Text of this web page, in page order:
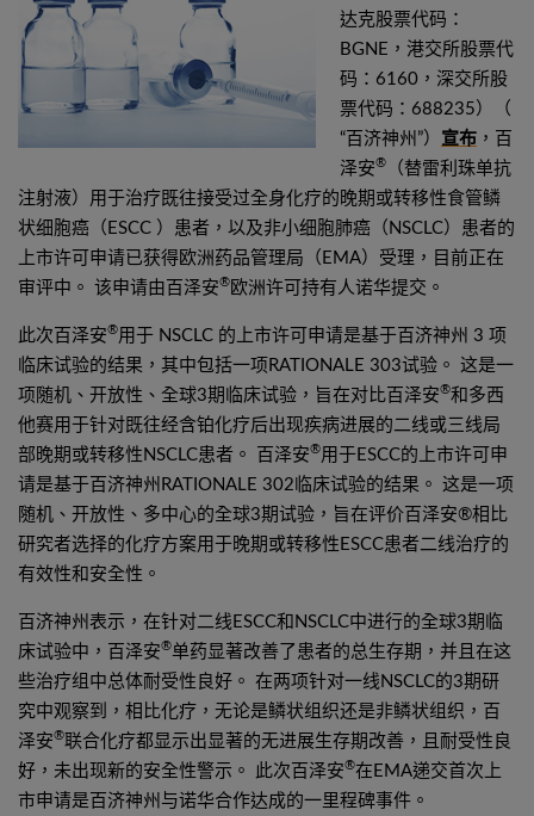
达克股票代码：
BGNE，港交所股票代
码：6160，深交所股
票代码：688235）（
“百济神州”） 宣布 ，百
泽安®
（替雷利珠单抗
注射液）用于治疗既往接受过全身化疗的晚期或转移性食管鳞
状细胞癌（ESCC ）患者，以及非小细胞肺癌（NSCLC）患者的
上市许可申请已获得欧洲药品管理局（EMA）受理，目前正在
审评中。 该申请由百泽安®欧洲许可持有人诺华提交。
此次百泽安®用于 NSCLC 的上市许可申请是基于百济神州 3 项
临床试验的结果，其中包括一项RATIONALE 303试验。 这是一
项随机、开放性、全球3期临床试验，旨在对比百泽安®和多西
他赛用于针对既往经含铂化疗后出现疾病进展的二线或三线局
部晚期或转移性NSCLC患者。 百泽安®用于ESCC的上市许可申
请是基于百济神州RATIONALE 302临床试验的结果。 这是一项
随机、开放性、多中心的全球3期试验，旨在评价百泽安®相比
研究者选择的化疗方案用于晚期或转移性ESCC患者二线治疗的
有效性和安全性。
百济神州表示，在针对二线ESCC和NSCLC中进行的全球3期临
床试验中，百泽安®单药显著改善了患者的总生存期，并且在这
些治疗组中总体耐受性良好。 在两项针对一线NSCLC的3期研
究中观察到，相比化疗，无论是鳞状组织还是非鳞状组织，百
泽安®联合化疗都显示出显著的无进展生存期改善，且耐受性良
好，未出现新的安全性警示。 此次百泽安®在EMA递交首次上
市申请是百济神州与诺华合作达成的一里程碑事件。